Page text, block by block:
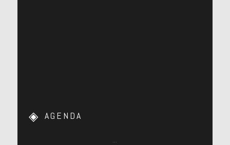
AGENDA
…